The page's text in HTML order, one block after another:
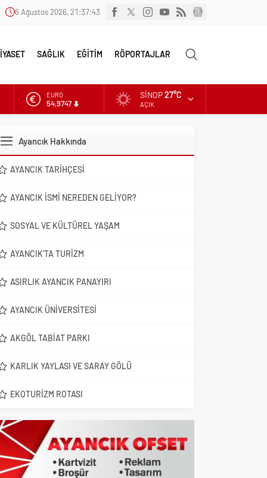
6 Ağustos 2026, 21:37:44
SAĞLIK EĞİTİM RÖPORTAJLAR
EURO
54,9747
DOLAR
47,5921
SINOP27°C
AÇIK
Ayancık Hakkında
AYANCIK TARIHÇESI
AYANCIK İSMI NEREDEN GELIYOR?
SOSYAL VE KÜLTÜREL YAŞAM
AYANCIK’TA TURIZM
ASIRLIK AYANCIK PANAYIRI
AYANCIK ÜNIVERSITESI
AKGÖL TABIAT PARKI
KARLIK YAYLASI VE SARAY GÖLÜ
EKOTURIZM ROTASI